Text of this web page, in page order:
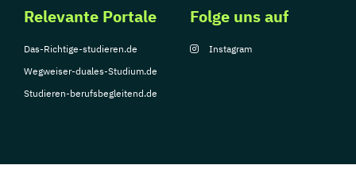
Relevante Portale
Das-Richtige-studieren.de
Wegweiser-duales-Studium.de
Studieren-berufsbegleitend.de
Folge uns auf
Instagram